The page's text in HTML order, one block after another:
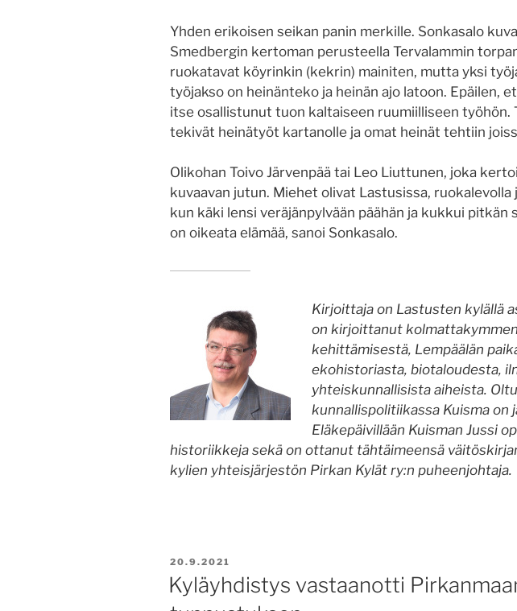
Yhden erikoisen seikan panin merkille. Sonkasalo
Smedbergin kertoman perusteella Tervalammin
ruokatavat köyrinkin (kekrin) mainiten, mutta yksi
työjakso on heinänteko ja heinän ajo latoon. Epäilen,
itse osallistunut tuon kaltaiseen ruumiilliseen työhön.
tekivät heinätyöt kartanolle ja omat heinät tehtiin
Olikohan Toivo Järvenpää tai Leo Liuttunen, joka
kuvaavan jutun. Miehet olivat Lastusissa, ruokalevolla
kun käki lensi veräjänpylvään päähän ja kukkui pitkän
on oikeata elämää, sanoi Sonkasalo.
Kirjoittaja on Lastusten kylällä
on kirjoittanut
kehittämisestä, Lempäälän
ekohistoriasta, biotaloudesta,
yhteiskunnallisista aiheista.
kunnallispolitiikassa Kuisma on
Eläkepäivillään Kuisman Jussi
historiikkeja sekä on ottanut tähtäimeensä
kylien yhteisjärjestön Pirkan Kylät ry:n puheenjohtaja.
JULKAISTU
20.9.2021
Kyläyhdistys vastaanotti